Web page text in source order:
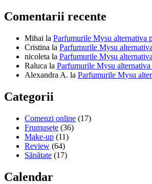
Comentarii recente
Mihai la Parfumurile Mysu alternativa
Cristina la Parfumurile Mysu
nicoleta la Parfumurile Mysu
Raluca la Parfumurile Mysu
Alexandra A. la Parfumurile Mysu
Categorii
Comenzi online (17)
Frumusețe (36)
Make-up (11)
Review (64)
Sănătate (17)
Calendar